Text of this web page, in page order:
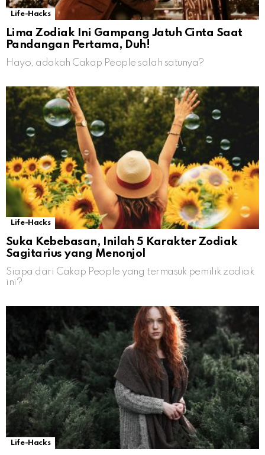
Life-Hacks
Lima Zodiak Ini Gampang Jatuh Cinta Saat
Pandangan Pertama, Duh!
Hayo, adakah Cakap People salah satunya?
Life-Hacks
Suka Kebebasan, Inilah 5 Karakter Zodiak
Sagitarius yang Menonjol
Siapa dari Cakap People yang termasuk pemilik zodiak
ini?
Life-Hacks